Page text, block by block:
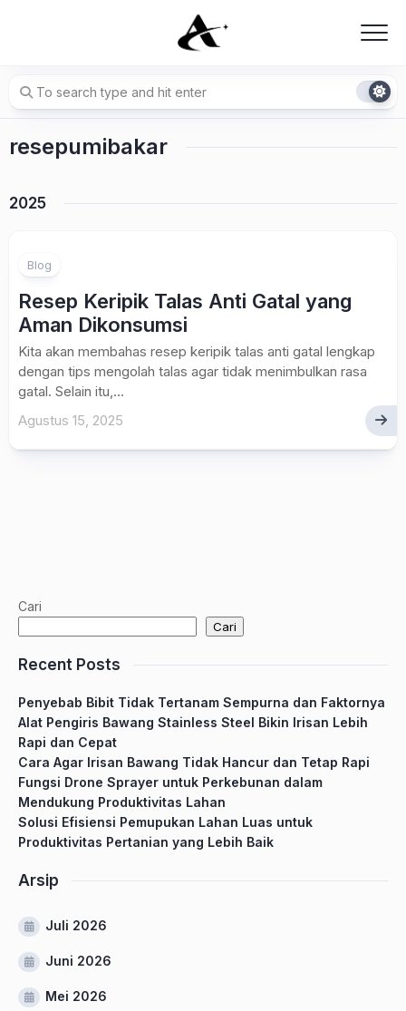
resepumibakar
2025
Blog
Resep Keripik Talas Anti Gatal yang
Aman Dikonsumsi
Kita akan membahas resep keripik talas anti gatal lengkap
dengan tips mengolah talas agar tidak menimbulkan rasa
gatal. Selain itu,...
Agustus 15, 2025
Cari
Cari
Recent Posts
Penyebab Bibit Tidak Tertanam Sempurna dan Faktornya
Alat Pengiris Bawang Stainless Steel Bikin Irisan Lebih
Rapi dan Cepat
Cara Agar Irisan Bawang Tidak Hancur dan Tetap Rapi
Fungsi Drone Sprayer untuk Perkebunan dalam
Mendukung Produktivitas Lahan
Solusi Efisiensi Pemupukan Lahan Luas untuk
Produktivitas Pertanian yang Lebih Baik
Arsip
Juli 2026
Juni 2026
Mei 2026